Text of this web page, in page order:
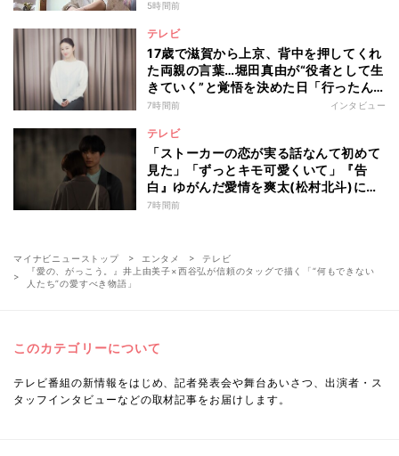
けど右肩上がり続けられていた」
5時間前
テレビ
17歳で滋賀から上京、背中を押してくれ
た両親の言葉…堀田真由が“役者として生
きていく”と覚悟を決めた日「行ったん
やったら、もう帰られへんな」
7時間前 インタビュー
テレビ
「ストーカーの恋が実る話なんて初めて
見た」「ずっとキモ可愛くいて」『告
白』ゆがんだ愛情を爽太(松村北斗)に向
ける視聴者の声
7時間前
マイナビニューストップ エンタメ
テレビ
『愛の、がっこう。』井上由美子×西谷弘が信頼のタッグで描く「“何もできない
人たち”の愛すべき物語」
このカテゴリーについて
テレビ番組の新情報をはじめ、記者発表会や舞台あいさつ、出演者・ス
タッフインタビューなどの取材記事をお届けします。